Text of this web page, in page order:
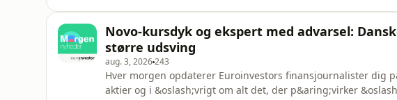
Novo-kursdyk og ekspert med advarsel:
større udsving
aug. 3, 2026243
Hver morgen opdaterer Euroinvestors finansjournalister dig
aktier og i &oslash;vrigt om alt det, der p&aring;virker